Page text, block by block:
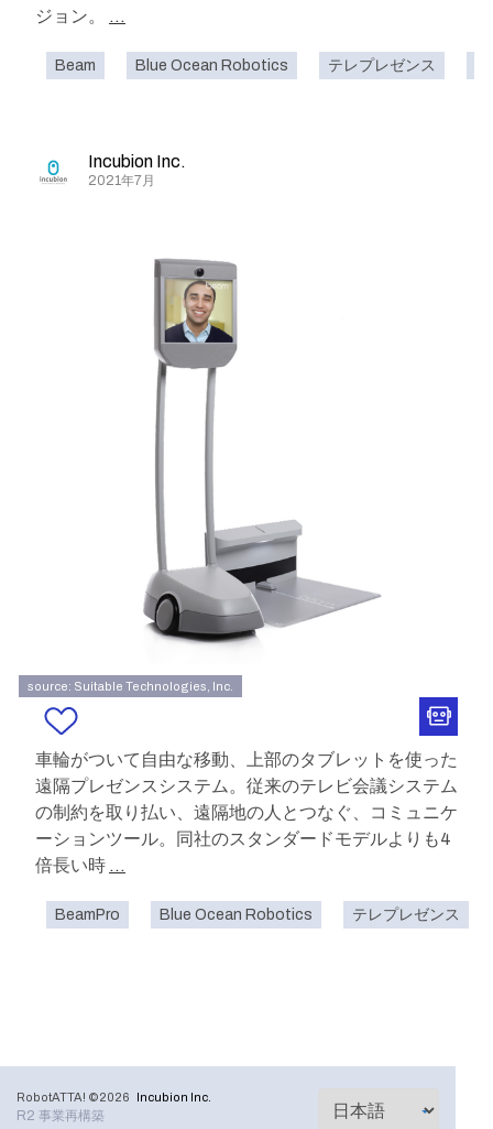
ジョン。
...
Beam Blue Ocean Robotics テレプレゼンス
Incubion Inc.
2021年7月
source: Suitable Technologies, Inc.
車輪がついて自由な移動、上部のタブレットを使った
遠隔プレゼンスシステム。従来のテレビ会議システム
の制約を取り払い、遠隔地の人とつなぐ、コミュニケ
ーションツール。同社のスタンダードモデルよりも4
倍長い時 ...
BeamPro Blue Ocean Robotics テレプレゼンス
RobotATTA! ©2026 Incubion Inc.
R2 事業再構築